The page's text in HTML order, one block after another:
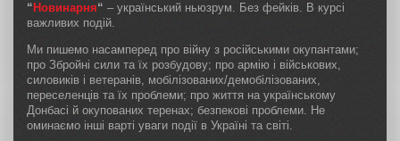
“ Новинарня“ – український ньюзрум. Без фейків. В курсі
важливих подій.
Ми пишемо насамперед про війну з російськими окупантами;
про Збройні сили та їх розбудову; про армію і військових,
силовиків і ветеранів, мобілізованих/демобілізованих,
переселенців та їх проблеми; про життя на українському
Донбасі й окупованих теренах; безпекові проблеми. Не
оминаємо інші варті уваги події в Україні та світі.